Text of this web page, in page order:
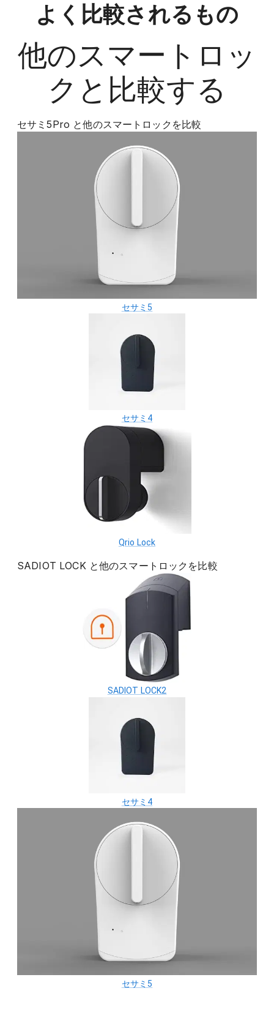
よく比較されるもの
他のスマートロッ
ク と比較する
セサミ5Pro と他のスマートロック を比較
セサミ5
セサミ4
Qrio Lock
SADIOT LOCKと他のスマートロック を比較
SADIOT LOCK2
セサミ4
セサミ5